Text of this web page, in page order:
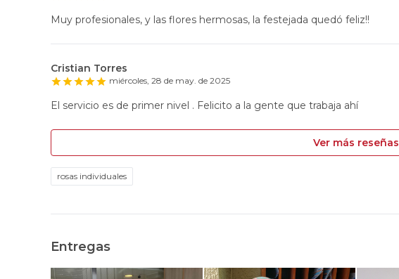
Muy profesionales, y las flores hermosas, la festejada quedó feliz!!
Cristian Torres
miércoles, 28 de may. de 2025
El servicio es de primer nivel . Felicito a la gente que trabaja ahí
Ver más reseñas
rosas individuales
Entregas